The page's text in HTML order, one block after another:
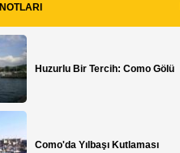
Huzurlu Bir Tercih: Como Gölü
Como'da Yılbaşı Kutlaması